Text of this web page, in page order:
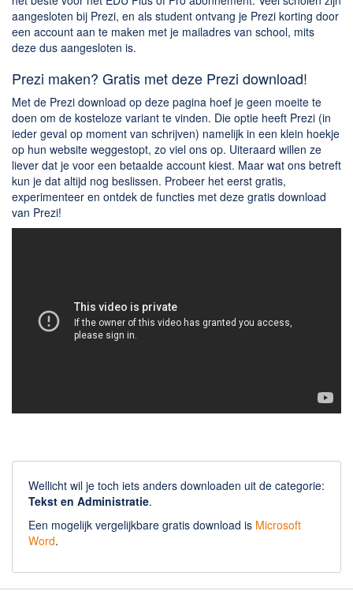
aangesloten bij Prezi, en als student ontvang je Prezi korting door
een account aan te maken met je mailadres van school, mits
deze dus aangesloten is.
Prezi maken? Gratis met deze Prezi download!
Met de Prezi download op deze pagina hoef je geen moeite te
doen om de kosteloze variant te vinden. Die optie heeft Prezi (in
ieder geval op moment van schrijven) namelijk in een klein hoekje
op hun website weggestopt, zo viel ons op. Uiteraard willen ze
liever dat je voor een betaalde account kiest. Maar wat ons betreft
kun je dat altijd nog beslissen. Probeer het eerst gratis,
experimenteer en ontdek de functies met deze gratis download
van Prezi!
Wellicht wil je toch iets anders downloaden uit de categorie:
Tekst en Administratie.
Een mogelijk vergelijkbare gratis download is Microsoft
Word.